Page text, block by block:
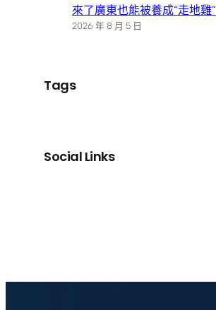
來了廣東也能被養成“走地雞”
2026 年 8 月 5 日
Tags
Social Links